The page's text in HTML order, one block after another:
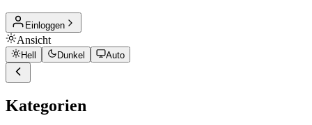
Einloggen
Ansicht
Hell Dunkel Auto
Kategorien